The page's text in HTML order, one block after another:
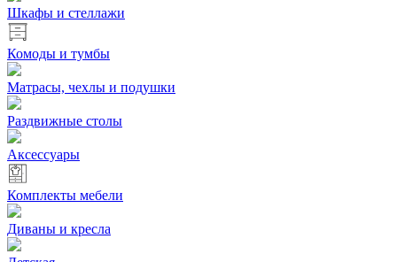
Шкафы и стеллажи
Комоды и тумбы
Матрасы, чехлы и подушки
Раздвижные столы
Аксессуары
Комплекты мебели
Диваны и кресла